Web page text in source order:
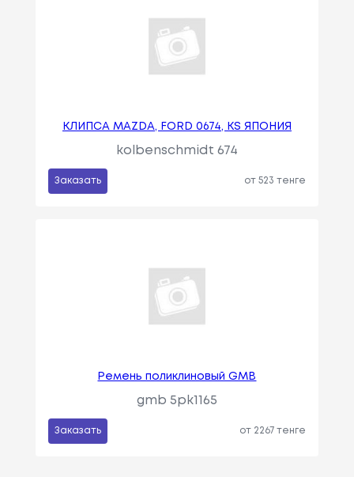
КЛИПСА MAZDA, FORD 0674, KS ЯПОНИЯ
kolbenschmidt 674
Заказать от 523 тенге
Ремень поликлиновый GMB
gmb 5pk1165
Заказать от 2267 тенге